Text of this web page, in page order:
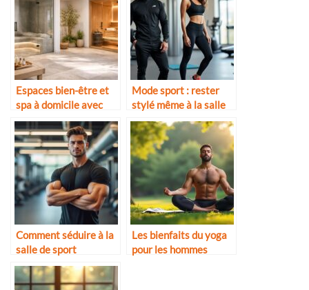
Espaces bien-être et
spa à domicile avec
hammam, sauna et
décoration zen
minimaliste
Mode sport : rester
stylé même à la salle
Comment séduire à la
salle de sport
Les bienfaits du yoga
pour les hommes